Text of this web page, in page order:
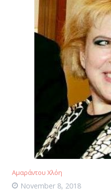
Αμαράντου Χλόη
November 8, 2018